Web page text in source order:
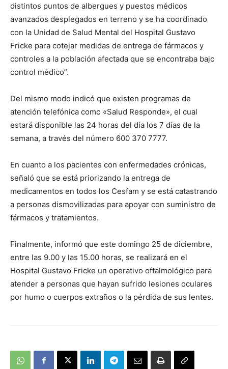
distintos puntos de albergues y puestos médicos
avanzados desplegados en terreno y se ha coordinado
con la Unidad de Salud Mental del Hospital Gustavo
Fricke para cotejar medidas de entrega de fármacos y
controles a la población afectada que se encontraba bajo
control médico”.
Del mismo modo indicó que existen programas de
atención telefónica como «Salud Responde», el cual
estará disponible las 24 horas del día los 7 días de la
semana, a través del número 600 370 7777.
En cuanto a los pacientes con enfermedades crónicas,
señaló que se está priorizando la entrega de
medicamentos en todos los Cesfam y se está catastrando
a personas dismovilizadas para apoyar con suministro de
fármacos y tratamientos.
Finalmente, informó que este domingo 25 de diciembre,
entre las 9.00 y las 15.00 horas, se realizará en el
Hospital Gustavo Fricke un operativo oftalmológico para
atender a personas que hayan sufrido lesiones oculares
por humo o cuerpos extraños o la pérdida de sus lentes.